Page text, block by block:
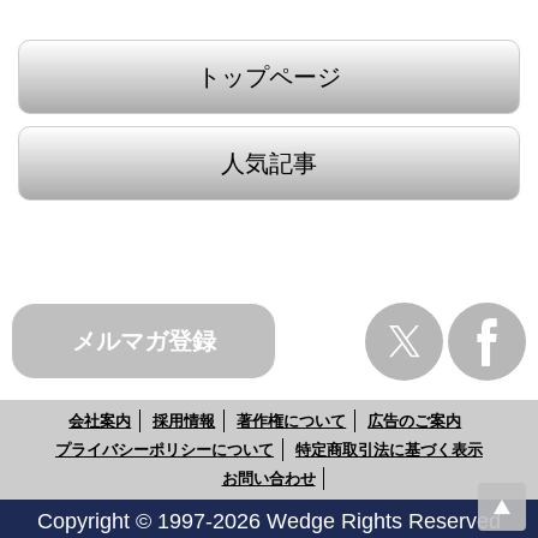
トップページ
人気記事
メルマガ登録
会社案内 採用情報 著作権について
広告のご案内
プライバシーポリシーについて
特定商取引法に基づく表示
お問い合わせ
Copyright © 1997-2026 Wedge Rights Reserved